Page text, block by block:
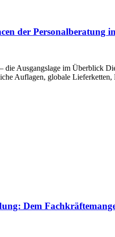
der Personalberatung
die Ausgangslage im Überblick
Auflagen, globale
Dem